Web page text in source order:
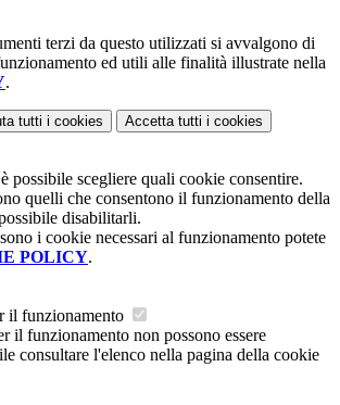
terzi da questo utilizzati si avvalgono di
ed utili alle finalità illustrate nella
.
tutti i cookies Accetta tutti i cookies
possibile scegliere quali cookie consentire.
quelli che consentono il funzionamento della
disabilitarli.
i cookie necessari al funzionamento potete
POLICY.
il funzionamento
il funzionamento non possono essere
consultare l'elenco nella pagina della cookie